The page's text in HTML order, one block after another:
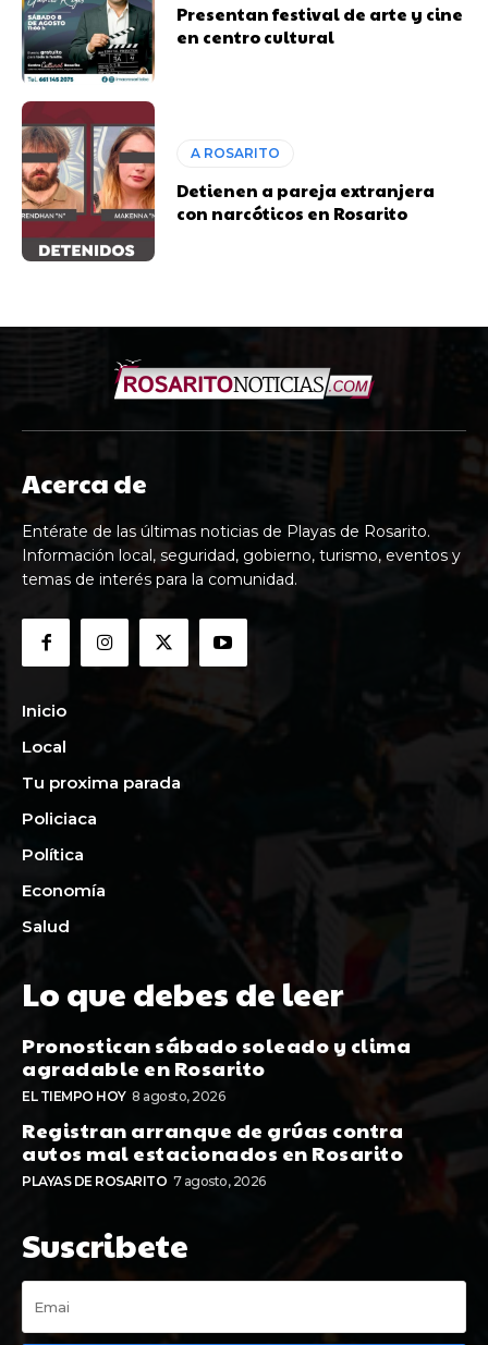
Presentan festival de arte y cine
en centro cultural
A ROSARITO
Detienen a pareja extranjera
con narcóticos en Rosarito
Acerca de
Entérate de las últimas noticias de Playas de Rosarito.
Información local, seguridad, gobierno, turismo, eventos y
temas de interés para la comunidad.
Inicio
Local
Tu proxima parada
Policiaca
Política
Economía
Salud
Lo que debes de leer
Pronostican sábado soleado y clima
agradable en Rosarito
EL TIEMPO HOY 8 agosto, 2026
Registran arranque de grúas contra
autos mal estacionados en Rosarito
PLAYAS DE ROSARITO 7 agosto, 2026
Suscribete